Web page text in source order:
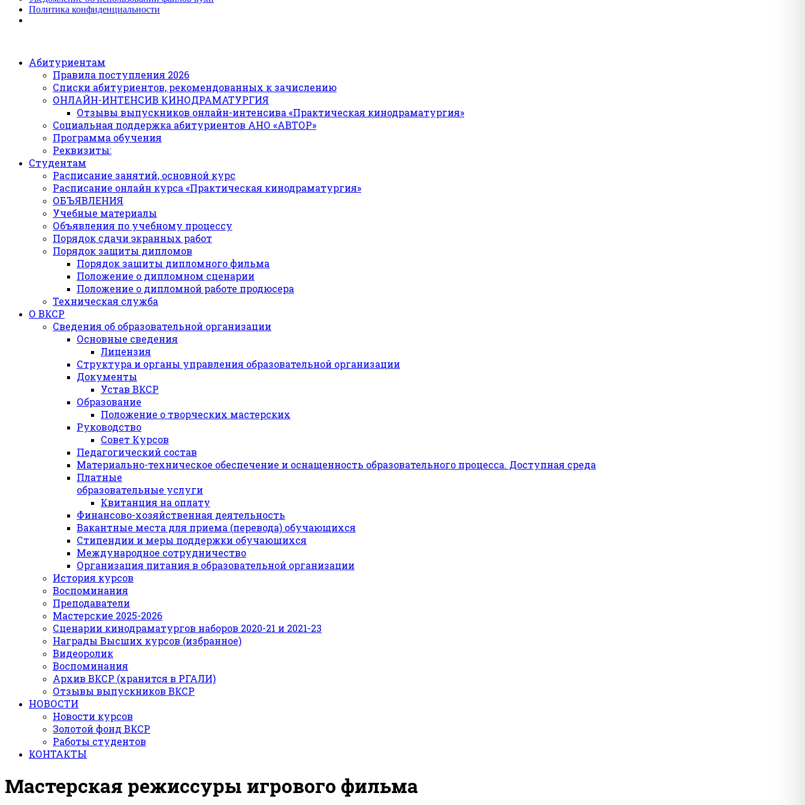
Политика конфиденциальности
Абитуриентам
Правила поступления 2026
Списки абитуриентов, рекомендованных к зачислению
ОНЛАЙН-ИНТЕНСИВ КИНОДРАМАТУРГИЯ
Отзывы выпускников онлайн-интенсива «Практическая кинодраматургия»
Социальная поддержка абитуриентов АНО «АВТОР»
Программа обучения
Реквизиты:
Студентам
Расписание занятий, основной курс
Расписание онлайн курса «Практическая кинодраматургия»
ОБЪЯВЛЕНИЯ
Учебные материалы
Объявления по учебному процессу
Порядок сдачи экранных работ
Порядок защиты дипломов
Порядок защиты дипломного фильма
Положение о дипломном сценарии
Положение о дипломной работе продюсера
Техническая служба
О ВКСР
Сведения об образовательной организации
Основные сведения
Лицензия
Структура и органы управления образовательной организации
Документы
Устав ВКСР
Образование
Положение о творческих мастерских
Руководство
Совет Курсов
Педагогический состав
Материально-техническое обеспечение и оснащенность образовательного процесса. Доступная среда
Платные
образовательные услуги
Квитанция на оплату
Финансово-хозяйственная деятельность
Вакантные места для приема (перевода) обучающихся
Стипендии и меры поддержки обучающихся
Международное сотрудничество
Организация питания в образовательной организации
История курсов
Воспоминания
Преподаватели
Мастерские 2025-2026
Сценарии кинодраматургов наборов 2020-21 и 2021-23
Награды Высших курсов (избранное)
Видеоролик
Воспоминания
Архив ВКСР (хранится в РГАЛИ)
Отзывы выпускников ВКСР
НОВОСТИ
Новости курсов
Золотой фонд ВКСР
Работы студентов
КОНТАКТЫ
Мастерская режиссуры игрового фильма